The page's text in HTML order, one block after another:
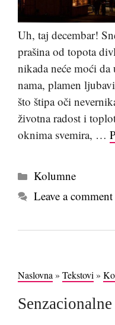
Uh, taj decembar!
prašina od topota
nikada neće moći
nama, plamen
što štipa oči
životna radost i
oknima svemira, …
Kategorije
Kolumne
Leave a comment
Naslovna» Tekstovi»